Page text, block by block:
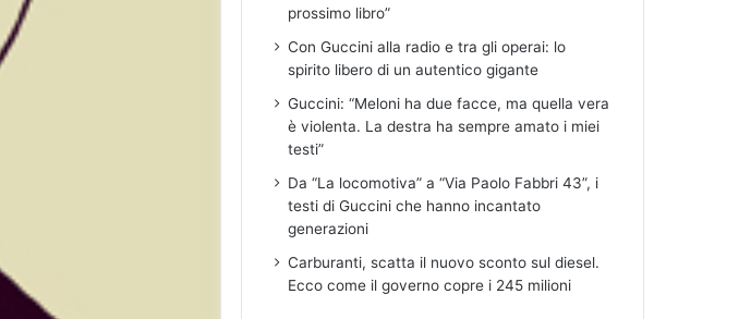
prossimo libro”
Con Guccini alla radio e tra gli operai: lo
spirito libero di un autentico gigante
Guccini: “Meloni ha due facce, ma quella vera
è violenta. La destra ha sempre amato i miei
testi”
Da “La locomotiva” a “Via Paolo Fabbri 43”, i
testi di Guccini che hanno incantato
generazioni
Carburanti, scatta il nuovo sconto sul diesel.
Ecco come il governo copre i 245 milioni